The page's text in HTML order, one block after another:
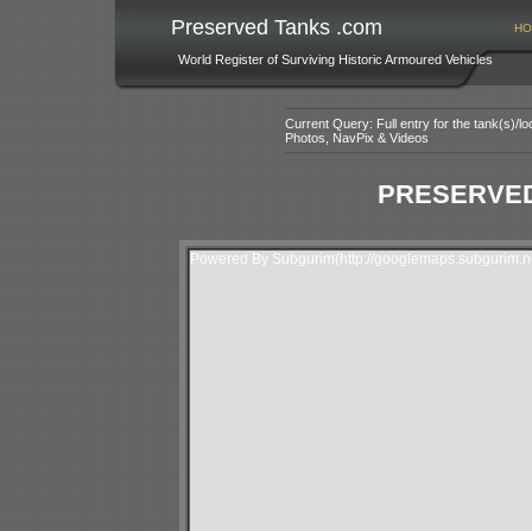
Preserved Tanks .com
World Register of Surviving Historic Armoured Vehicles
Current Query: Full entry for the tank(s)/
Photos, NavPix & Videos
Powered By Subgurim(http://